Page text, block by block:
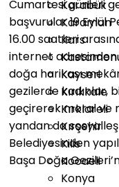
Karabük
Karaman
Kars
Kayseri
Kırıkkale
Kırklareli
Kırşehir
Kilis
Kocaeli
Konya
Cumartesi günleri
başvurular 19 Eylül
16.00 saatleri
internet adresinden
doğa harikası
gezilerde kadınlar,
geçirerek moral ve
yandan da
Belediyesinden
Başa Doğa